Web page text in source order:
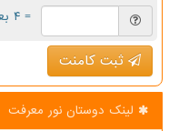
= ۴ بعلاوه ۳
ثبت کامنت
لینک دوستان نور معرفت